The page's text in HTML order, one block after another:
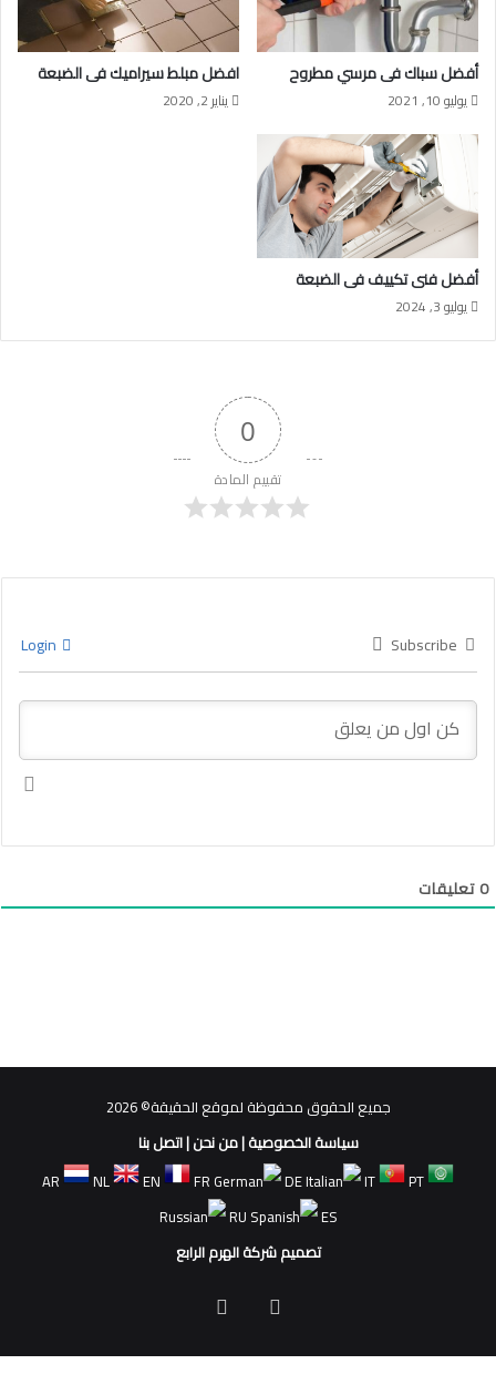
أفضل سباك فى مرسي مطروح
يوليو 10, 2021
افضل مبلط سيراميك فى الضبعة
يناير 2, 2020
أفضل فنى تكييف فى الضبعة
يوليو 3, 2024
0
تقييم المادة
Subscribe
0تعليقات
جميع الحقوق محفوظة لموقع الحقيقة© 2026
سياسة الخصوصية|من نحن|اتصل بنا
AR
NL EN FR DE IT
PT
RU
ES
تصميم شركة الهرم الرابع
فيسبوك
الموقع